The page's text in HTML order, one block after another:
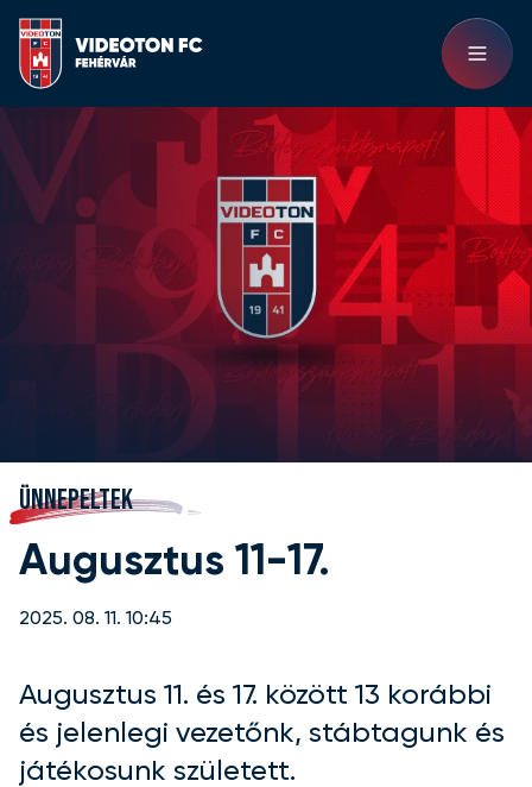
ÜNNEPELTEK
Augusztus 11-17.
2025. 08. 11. 10:45
Augusztus 11. és 17. között 13 korábbi
és jelenlegi vezetőnk, stábtagunk és
játékosunk született.